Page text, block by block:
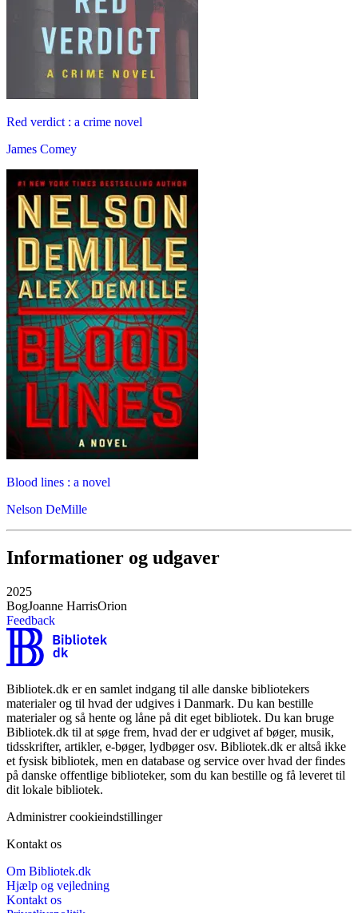
Red verdict : a crime novel
James Comey
Blood lines : a novel
Nelson DeMille
Informationer og udgaver
2025
BogJoanne HarrisOrion
Feedback
Bibliotek.dk er en samlet indgang til alle danske bibliotekers
materialer og til hvad der udgives i Danmark. Du kan bestille
materialer og så hente og låne på dit eget bibliotek. Du kan bruge
Bibliotek.dk til at søge frem, hvad der er udgivet af bøger, musik,
tidsskrifter, artikler, e-bøger, lydbøger osv. Bibliotek.dk er altså ikke
et fysisk bibliotek, men en database og service over hvad der findes
på danske offentlige biblioteker, som du kan bestille og få leveret til
dit lokale bibliotek.
Administrer cookieindstillinger
Kontakt os
Om Bibliotek.dk
Hjælp og vejledning
Kontakt os